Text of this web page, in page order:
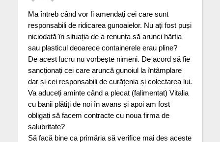
Ma întreb când vor fi amendați cei care sunt
responsabili de ridicarea gunoaielor. Nu ați fost puși
niciodată în situația de a renunța să arunci hârtia
sau plasticul deoarece containerele erau pline?
De acest lucru nu vorbește nimeni. De acord să fie
sancționați cei care aruncă gunoiul la întâmplare
dar și cei responsabili de curățenia și colectarea lui.
Va aduceți aminte când a plecat (falimentat) Vitalia
cu banii plătiți de noi în avans și apoi am fost
obligați să facem contracte cu noua firma de
salubritate?
Să facă bine ca primăria să verifice mai des aceste